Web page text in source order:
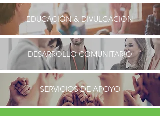
EDUCACIÓN & DIVULGACIÓN
DESARROLLO COMUNITARIO
SERVICIOS DE APOYO